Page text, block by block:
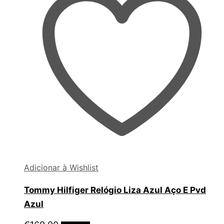
Adicionar à Wishlist
Tommy Hilfiger Relógio Liza Azul Aço E Pvd
Azul